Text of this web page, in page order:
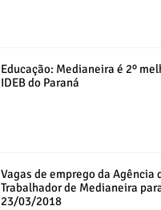
Educação: Medianeira é 2º
IDEB do Paraná
Vagas de emprego da Agência
Trabalhador de Medianeira
23/03/2018